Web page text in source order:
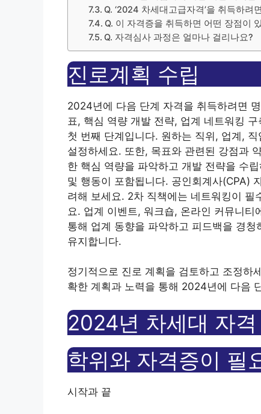
Q. ‘2024 차세대고급자격’을 취득하려
Q. 이 자격증을 취득하면 어떤 장점이
Q. 자격심사 과정은 얼마나 걸리나요?
진로계획 수립
2024년에 다음 단계 자격을 취득하려면
표, 핵심 역량 개발 전략, 업계 네트워킹
첫 번째 단계입니다. 원하는 직위, 업계,
설정하세요. 또한, 목표와 관련된 강점과
한 핵심 역량을 파악하고 개발 전략을 수
및 행동이 포함됩니다. 공인회계사(CPA)
려해 보세요. 2차 직책에는 네트워킹이
요. 업계 이벤트, 워크숍, 온라인 커뮤니
통해 업계 동향을 파악하고 피드백을 경
유지합니다.
정기적으로 진로 계획을 검토하고 조정하
확한 계획과 노력을 통해 2024년에 다음
2024년 차세대 자
학위와 자격증이 필
시작과 끝